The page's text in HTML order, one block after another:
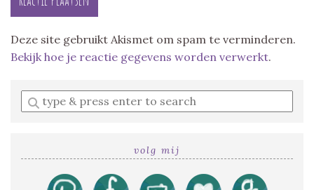
Deze site gebruikt Akismet om spam te verminderen.
Bekijk hoe je reactie gegevens worden verwerkt.
Enter
a
volg mij